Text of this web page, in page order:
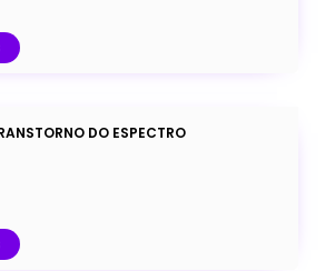
DO ESPECTRO